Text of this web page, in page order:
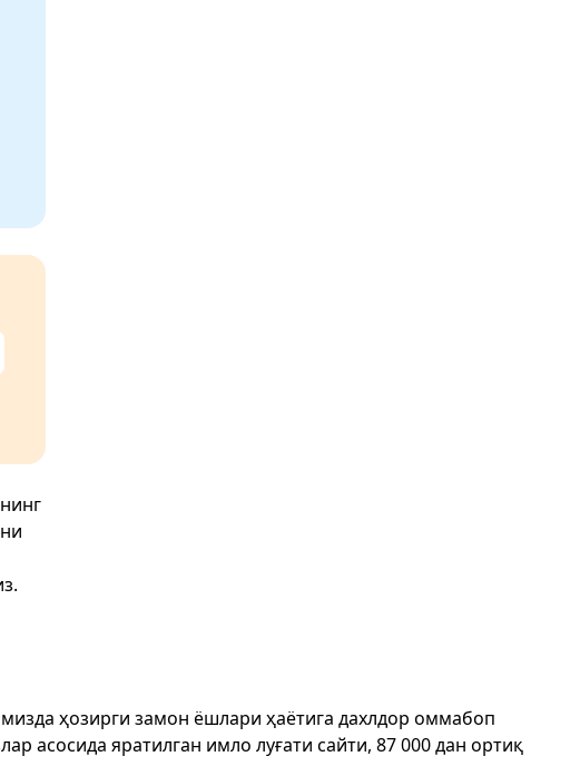
ҳозирги замон ёшлари ҳаётига дахлдор оммабоп
асосида яратилган имло луғати сайти, 87 000 дан ортиқ